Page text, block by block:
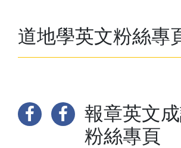
道地學英文粉絲專
報章英文
粉絲專頁